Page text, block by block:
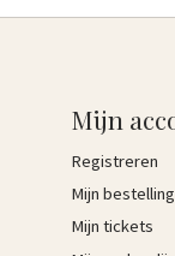
Mijn
Registreren
Mijn
Mijn tickets